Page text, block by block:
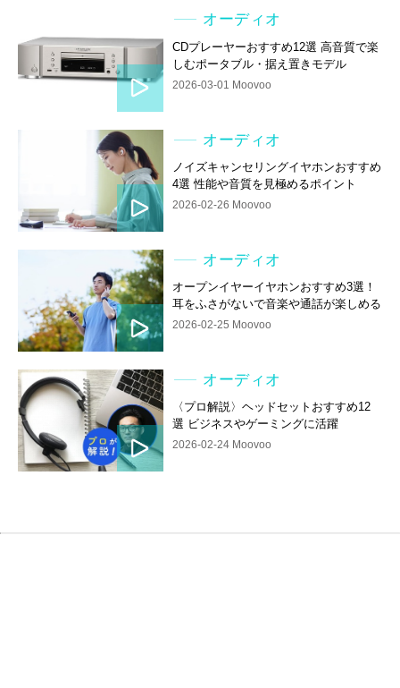
オーディオ
CDプレーヤーおすすめ12選 高音質で楽
しむポータブル・据え置きモデル
2026-03-01 Moovoo
オーディオ
ノイズキャンセリングイヤホンおすすめ
4選 性能や音質を見極めるポイント
2026-02-26 Moovoo
オーディオ
オープンイヤーイヤホンおすすめ3選！
耳をふさがないで音楽や通話が楽しめる
2026-02-25 Moovoo
オーディオ
〈プロ解説〉ヘッドセットおすすめ12
選 ビジネスやゲーミングに活躍
2026-02-24 Moovoo